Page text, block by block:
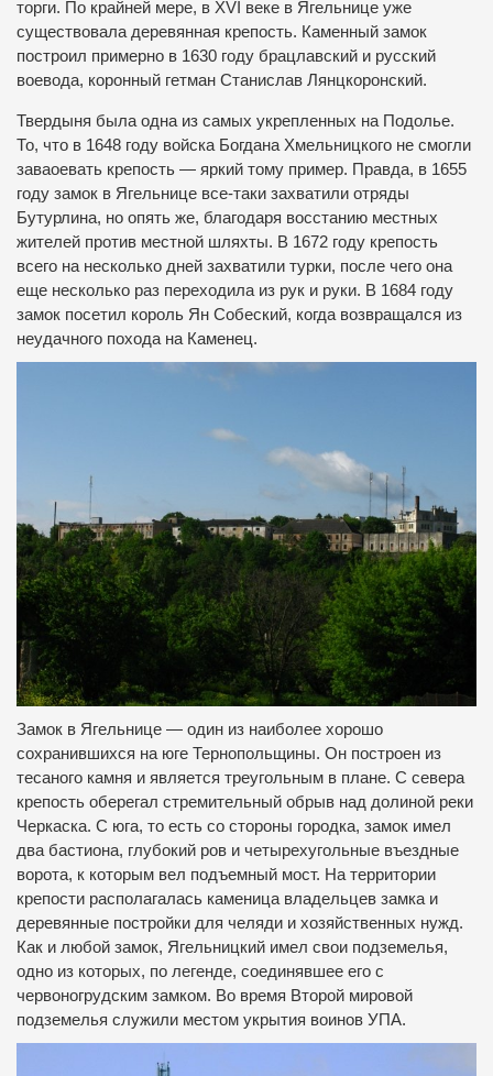
торги. По крайней мере, в XVI веке в Ягельнице уже
существовала деревянная крепость. Каменный замок
построил примерно в 1630 году брацлавский и русский
воевода, коронный гетман Станислав Лянцкоронский.
Твердыня была одна из самых укрепленных на Подолье.
То, что в 1648 году войска Богдана Хмельницкого не смогли
заваоевать крепость — яркий тому пример. Правда, в 1655
году замок в Ягельнице все-таки захватили отряды
Бутурлина, но опять же, благодаря восстанию местных
жителей против местной шляхты. В 1672 году крепость
всего на несколько дней захватили турки, после чего она
еще несколько раз переходила из рук и руки. В 1684 году
замок посетил король Ян Собеский, когда возвращался из
неудачного похода на Каменец.
Замок в Ягельнице — один из наиболее хорошо
сохранившихся на юге Тернопольщины. Он построен из
тесаного камня и является треугольным в плане. С севера
крепость оберегал стремительный обрыв над долиной реки
Черкаска. С юга, то есть со стороны городка, замок имел
два бастиона, глубокий ров и четырехугольные въездные
ворота, к которым вел подъемный мост. На территории
крепости располагалась каменица владельцев замка и
деревянные постройки для челяди и хозяйственных нужд.
Как и любой замок, Ягельницкий имел свои подземелья,
одно из которых, по легенде, соединявшее его с
червоногрудским замком. Во время Второй мировой
подземелья служили местом укрытия воинов УПА.